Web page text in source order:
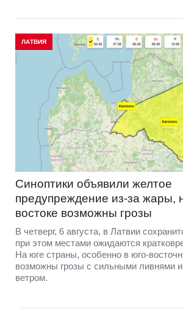
ЛАТВИЯ
Синоптики объявили желтое
предупреждение из-за жары,
востоке возможны грозы
В четверг, 6 августа, в Латвии
при этом местами ожидаются
На юге страны, особенно в юго-
возможны грозы с сильными ливнями
ветром.